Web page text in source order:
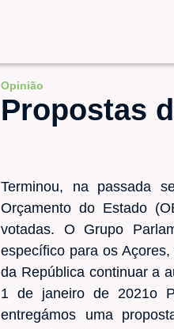
Opinião
Propostas
Terminou, na passada
Orçamento do Estado
votadas. O Grupo
específico para os
da República continuar a
1 de janeiro de 2021o
entregámos uma